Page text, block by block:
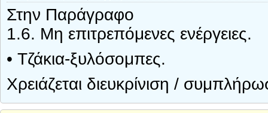
Στην Παράγραφο
1.6. Μη επιτρεπόμενες ενέργειες.
• Τζάκια-ξυλόσομπες.
Χρειάζεται διευκρίνιση /